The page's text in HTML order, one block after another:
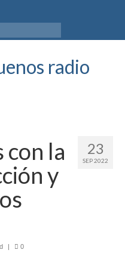
radio
23
SEP 2022
con la
y
| 0